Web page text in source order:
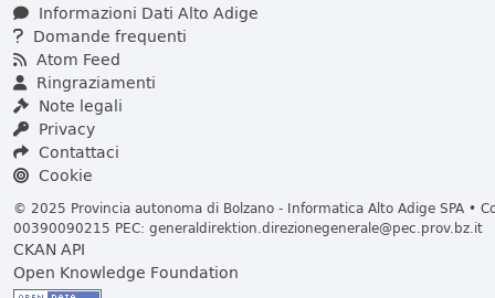
Informazioni Dati Alto Adige
Domande frequenti
Atom Feed
Ringraziamenti
Note legali
Privacy
Contattaci
Cookie
© 2025 Provincia autonoma di Bolzano - Informatica Alto Adige SPA •
00390090215 PEC: generaldirektion.direzionegenerale@pec.prov.bz.it
CKAN API
Open Knowledge Foundation